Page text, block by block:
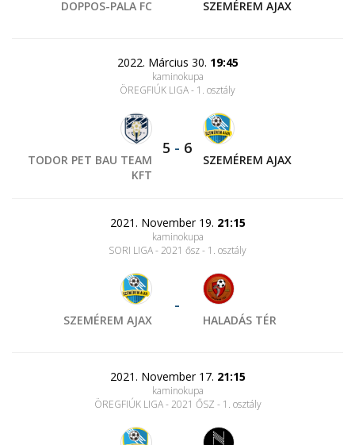
DOPPOS-PALA FC SZEMÉREM AJAX
2022. Március 30. 19:45
kaminokupa
ÖREGFIÚK LIGA - 1. osztály
TODOR PET BAU TEAM
KFT
5 - 6
SZEMÉREM AJAX
2021. November 19. 21:15
kaminokupa
SORI LIGA - 2021 ősz - 1. osztály
SZEMÉREM AJAX
-
HALADÁS TÉR
2021. November 17. 21:15
kaminokupa
ÖREGFIÚK LIGA - 2021 ŐSZ - 1. osztály